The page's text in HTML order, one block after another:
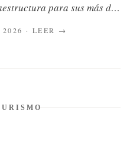
para sus más de
· LEER →